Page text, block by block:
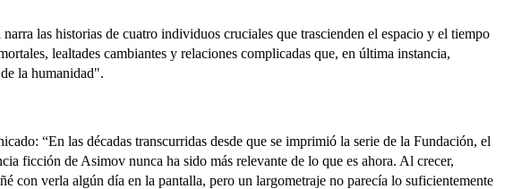
las historias de cuatro individuos cruciales que trascienden el espacio y el tiempo
lealtades cambiantes y relaciones complicadas que, en última instancia,
la humanidad".
“En las décadas transcurridas desde que se imprimió la serie de la Fundación, el
ficción de Asimov nunca ha sido más relevante de lo que es ahora. Al crecer,
con verla algún día en la pantalla, pero un largometraje no parecía lo suficientemente